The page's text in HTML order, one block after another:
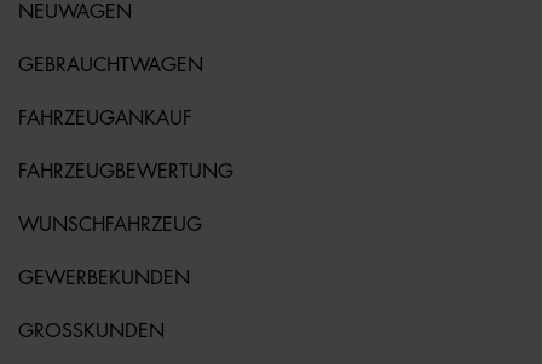
NEUWAGEN
GEBRAUCHTWAGEN
FAHRZEUGANKAUF
FAHRZEUGBEWERTUNG
WUNSCHFAHRZEUG
GEWERBEKUNDEN
GROSSKUNDEN